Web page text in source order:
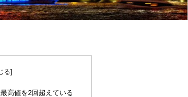
高値を2回超えている